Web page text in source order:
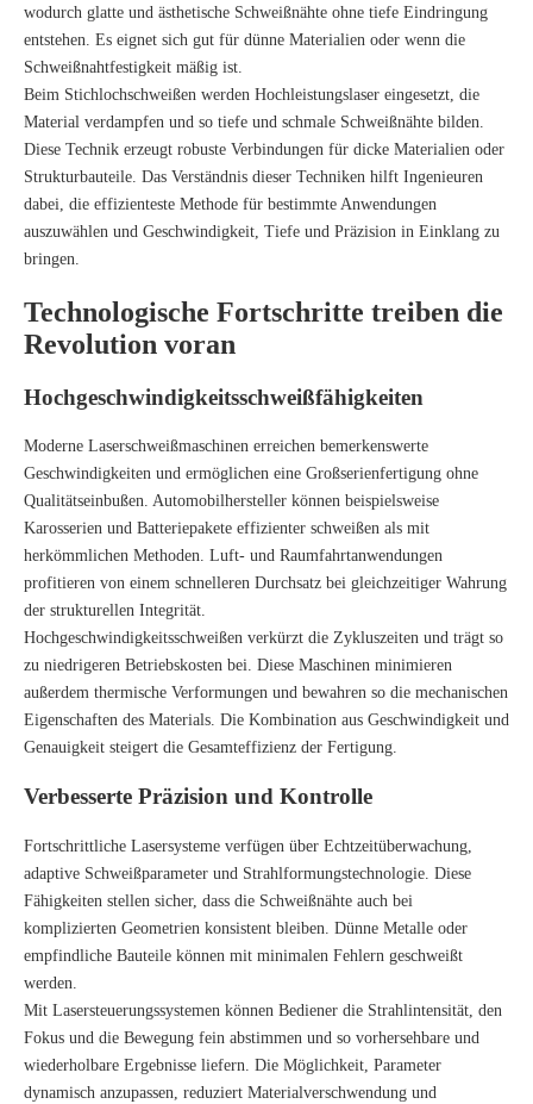
wodurch glatte und ästhetische Schweißnähte ohne tiefe Eindringung
entstehen. Es eignet sich gut für dünne Materialien oder wenn die
Schweißnahtfestigkeit mäßig ist.
Beim Stichlochschweißen werden Hochleistungslaser eingesetzt, die
Material verdampfen und so tiefe und schmale Schweißnähte bilden.
Diese Technik erzeugt robuste Verbindungen für dicke Materialien oder
Strukturbauteile. Das Verständnis dieser Techniken hilft Ingenieuren
dabei, die effizienteste Methode für bestimmte Anwendungen
auszuwählen und Geschwindigkeit, Tiefe und Präzision in Einklang zu
bringen.
Technologische Fortschritte treiben die
Revolution voran
Hochgeschwindigkeitsschweißfähigkeiten
Moderne Laserschweißmaschinen erreichen bemerkenswerte
Geschwindigkeiten und ermöglichen eine Großserienfertigung ohne
Qualitätseinbußen. Automobilhersteller können beispielsweise
Karosserien und Batteriepakete effizienter schweißen als mit
herkömmlichen Methoden. Luft- und Raumfahrtanwendungen
profitieren von einem schnelleren Durchsatz bei gleichzeitiger Wahrung
der strukturellen Integrität.
Hochgeschwindigkeitsschweißen verkürzt die Zykluszeiten und trägt so
zu niedrigeren Betriebskosten bei. Diese Maschinen minimieren
außerdem thermische Verformungen und bewahren so die mechanischen
Eigenschaften des Materials. Die Kombination aus Geschwindigkeit und
Genauigkeit steigert die Gesamteffizienz der Fertigung.
Verbesserte Präzision und Kontrolle
Fortschrittliche Lasersysteme verfügen über Echtzeitüberwachung,
adaptive Schweißparameter und Strahlformungstechnologie. Diese
Fähigkeiten stellen sicher, dass die Schweißnähte auch bei
komplizierten Geometrien konsistent bleiben. Dünne Metalle oder
empfindliche Bauteile können mit minimalen Fehlern geschweißt
werden.
Mit Lasersteuerungssystemen können Bediener die Strahlintensität, den
Fokus und die Bewegung fein abstimmen und so vorhersehbare und
wiederholbare Ergebnisse liefern. Die Möglichkeit, Parameter
dynamisch anzupassen, reduziert Materialverschwendung und